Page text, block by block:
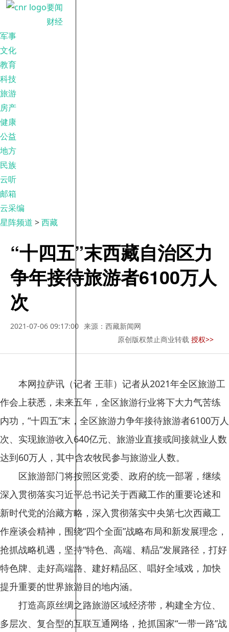
要闻
财经
军事
文化
教育
科技
旅游
房产
健康
公益
地方
民族
云听
邮箱
云采编
星阵频道 >西藏
“十四五”末西藏自治区力
争年接待旅游者6100万人
次
2021-07-06 09:17:00 来源：西藏新闻网
原创版权禁止商业转载 授权>>
本网拉萨讯（记者 王菲）记者从2021年全区旅游工
作会上获悉，未来五年，全区旅游行业将下大力气苦练
内功，“十四五”末，全区旅游力争年接待旅游者6100万人
次、实现旅游收入640亿元、旅游业直接或间接就业人数
达到60万人，其中含农牧民参与旅游业人数。
区旅游部门将按照区党委、政府的统一部署，继续
深入贯彻落实习近平总书记关于西藏工作的重要论述和
新时代党的治藏方略，深入贯彻落实中央第七次西藏工
作座谈会精神，围绕“四个全面”战略布局和新发展理念，
抢抓战略机遇，坚持“特色、高端、精品”发展路径，打好
特色牌、走好高端路、建好精品区、唱好全域戏，加快
提升重要的世界旅游目的地内涵。
打造高原丝绸之路旅游区域经济带，构建全方位、
多层次、复合型的互联互通网络，抢抓国家“一带一路”战